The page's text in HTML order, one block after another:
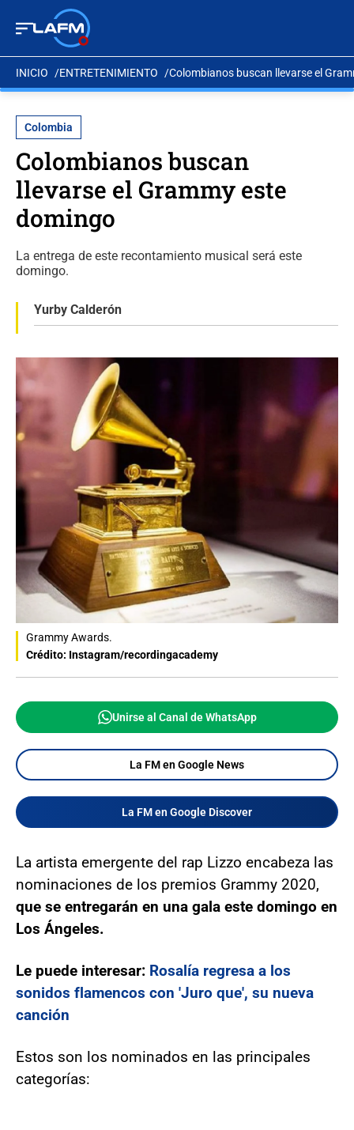
INICIO ENTRETENIMIENTO Colombianos buscan llevarse el
Colombia
Colombianos buscan
llevarse el Grammy este
domingo
La entrega de este recontamiento musical será este
domingo.
Yurby Calderón
Grammy Awards.
Crédito: Instagram/recordingacademy
Unirse al Canal de WhatsApp
La FM en Google News
La FM en Google Discover
La artista emergente del rap Lizzo encabeza las
nominaciones de los premios Grammy 2020,
que se entregarán en una gala este domingo en
Los Ángeles.
Le puede interesar: Rosalía regresa a los
sonidos flamencos con 'Juro que', su nueva
canción
Estos son los nominados en las principales
categorías: